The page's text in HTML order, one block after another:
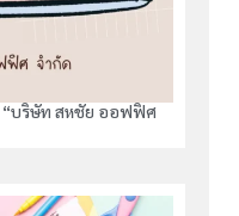
“บริษัท สหชัย ออฟฟิศ